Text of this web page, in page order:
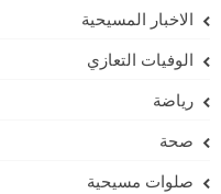
الاخبار المسيحية
الوفيات التعازي
رياضة
صحة
صلوات مسيحية